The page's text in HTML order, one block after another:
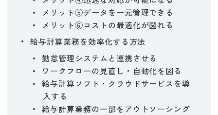
メリット⑤データを一元管理できる
メリット⑥コストの最適化が図れる
給与計算業務を効率化する方法
勤怠管理システムと連携させる
ワークフローの見直し・自動化を図る
給与計算ソフト・クラウドサービスを導
入する
給与計算業務の一部をアウトソーシング